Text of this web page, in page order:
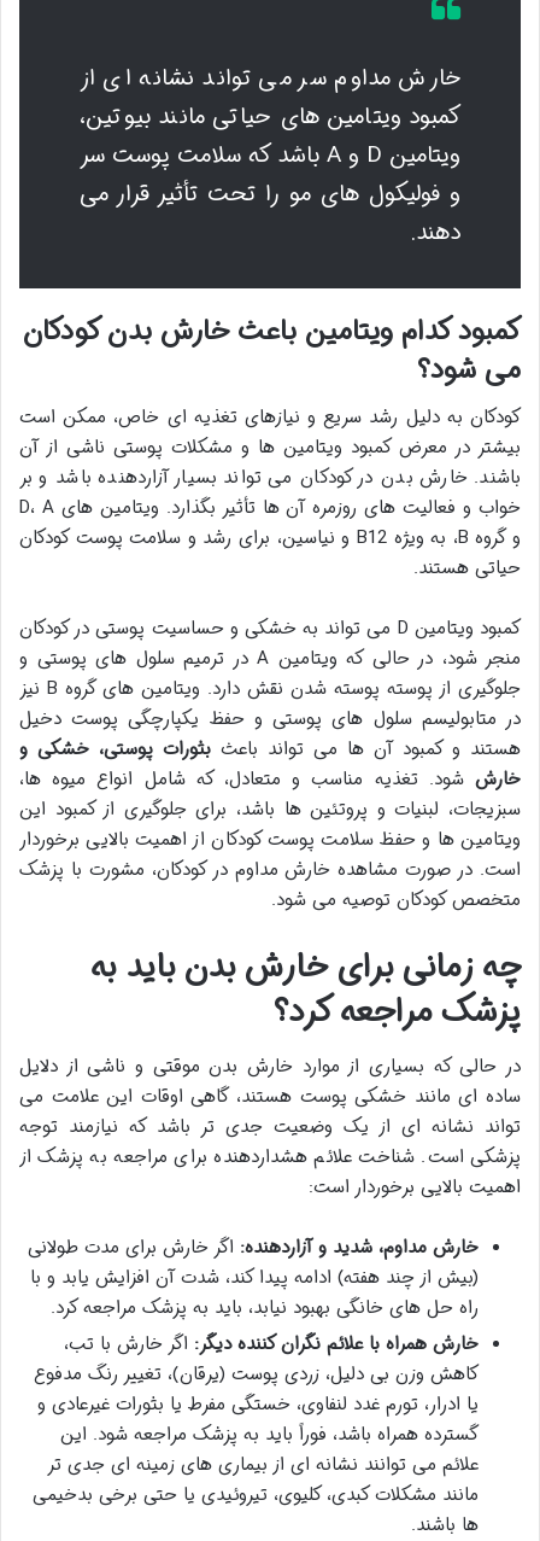
خارش مداوم سر می تواند نشانه ای از
کمبود ویتامین های حیاتی مانند بیوتین،
ویتامین D و A باشد که سلامت پوست سر
و فولیکول های مو را تحت تأثیر قرار می
دهند.
کمبود کدام ویتامین باعث خارش بدن کودکان
می شود؟
کودکان به دلیل رشد سریع و نیازهای تغذیه ای خاص، ممکن است
بیشتر در معرض کمبود ویتامین ها و مشکلات پوستی ناشی از آن
باشند. خارش بدن در کودکان می تواند بسیار آزاردهنده باشد و بر
خواب و فعالیت های روزمره آن ها تأثیر بگذارد. ویتامین های D، A
و گروه B، به ویژه B12 و نیاسین، برای رشد و سلامت پوست کودکان
حیاتی هستند.
کمبود ویتامین D می تواند به خشکی و حساسیت پوستی در کودکان
منجر شود، در حالی که ویتامین A در ترمیم سلول های پوستی و
جلوگیری از پوسته پوسته شدن نقش دارد. ویتامین های گروه B نیز
در متابولیسم سلول های پوستی و حفظ یکپارچگی پوست دخیل
هستند و کمبود آن ها می تواند باعث بثورات پوستی، خشکی و
خارش شود. تغذیه مناسب و متعادل، که شامل انواع میوه ها،
سبزیجات، لبنیات و پروتئین ها باشد، برای جلوگیری از کمبود این
ویتامین ها و حفظ سلامت پوست کودکان از اهمیت بالایی برخوردار
است. در صورت مشاهده خارش مداوم در کودکان، مشورت با پزشک
متخصص کودکان توصیه می شود.
چه زمانی برای خارش بدن باید به
پزشک مراجعه کرد؟
در حالی که بسیاری از موارد خارش بدن موقتی و ناشی از دلایل
ساده ای مانند خشکی پوست هستند، گاهی اوقات این علامت می
تواند نشانه ای از یک وضعیت جدی تر باشد که نیازمند توجه
پزشکی است. شناخت علائم هشداردهنده برای مراجعه به پزشک از
اهمیت بالایی برخوردار است:
خارش مداوم، شدید و آزاردهنده: اگر خارش برای مدت طولانی
(بیش از چند هفته) ادامه پیدا کند، شدت آن افزایش یابد و با
راه حل های خانگی بهبود نیابد، باید به پزشک مراجعه کرد.
خارش همراه با علائم نگران کننده دیگر: اگر خارش با تب،
کاهش وزن بی دلیل، زردی پوست (یرقان)، تغییر رنگ مدفوع
یا ادرار، تورم غدد لنفاوی، خستگی مفرط یا بثورات غیرعادی و
گسترده همراه باشد، فوراً باید به پزشک مراجعه شود. این
علائم می توانند نشانه ای از بیماری های زمینه ای جدی تر
مانند مشکلات کبدی، کلیوی، تیروئیدی یا حتی برخی بدخیمی
ها باشند.